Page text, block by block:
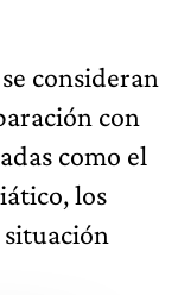
consideran
con
como el
los